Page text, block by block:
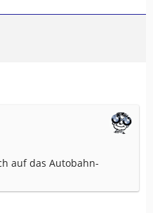
auf das Autobahn-